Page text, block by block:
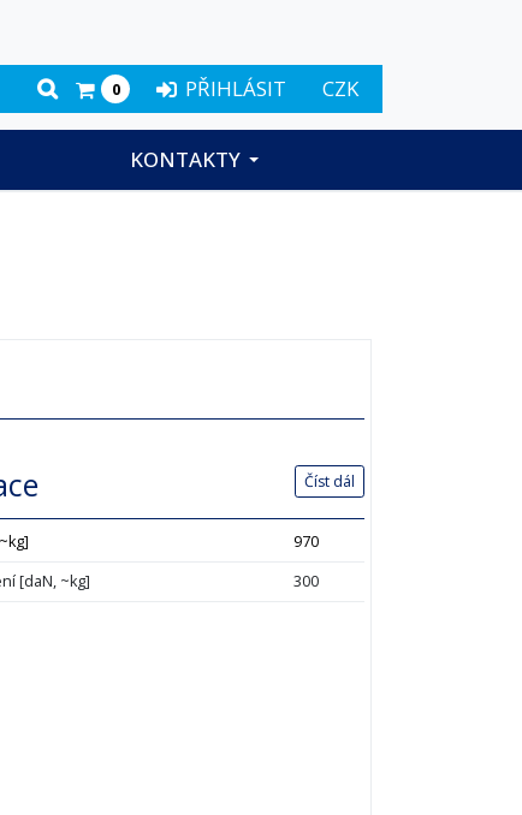
CZK
PŘIHLÁSIT
0
KONTAKTY
Číst dál
970
[daN, ~kg]
300